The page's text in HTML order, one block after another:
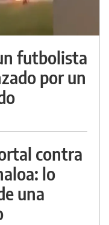
futbolista
por un
contra
lo
una